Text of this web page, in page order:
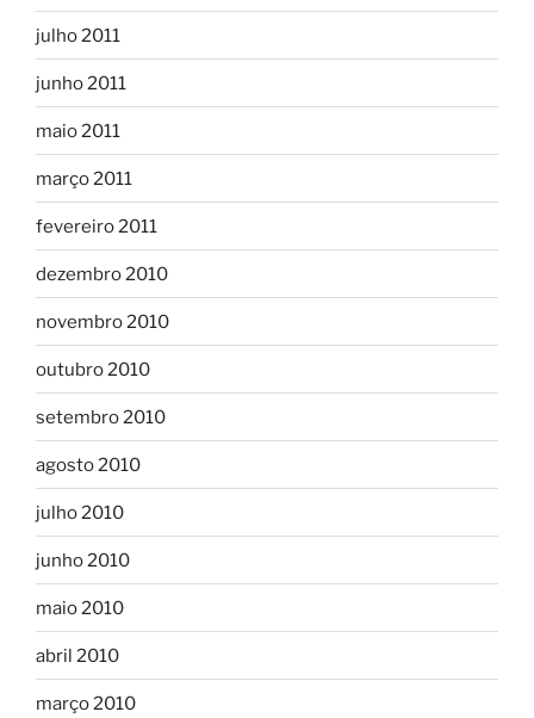
julho 2011
junho 2011
maio 2011
março 2011
fevereiro 2011
dezembro 2010
novembro 2010
outubro 2010
setembro 2010
agosto 2010
julho 2010
junho 2010
maio 2010
abril 2010
março 2010